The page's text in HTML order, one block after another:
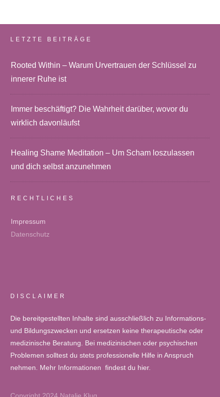
LETZTE BEITRÄGE
Rooted Within – Warum Urvertrauen der Schlüssel zu
innerer Ruhe ist
Immer beschäftigt? Die Wahrheit darüber, wovor du
wirklich davonläufst
Healing Shame Meditation – Um Scham loszulassen
und dich selbst anzunehmen
RECHTLICHES
Impressum
Datenschutz
DISCLAIMER
Die bereitgestellten Inhalte sind ausschließlich zu Informations-
und Bildungszwecken und ersetzen keine therapeutische oder
medizinische Beratung. Bei medizinischen oder psychischen
Problemen solltest du stets professionelle Hilfe in Anspruch
nehmen. Mehr Informationen findest du hier.
Copyright 2024 Natalie Klug